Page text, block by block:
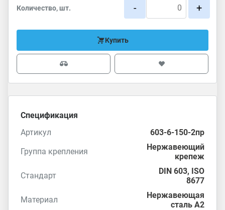
Количество, шт. - +
Купить
Спецификация
Артикул
603-6-150-2пр
Группа крепления
Нержавеющий
крепеж
Стандарт
DIN 603, ISO
8677
Материал
Нержавеющая
сталь А2